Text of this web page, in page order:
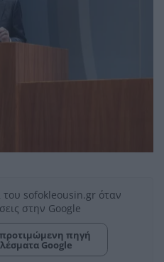
του sofokleousin.gr όταν
στην Google
πηγή
Google